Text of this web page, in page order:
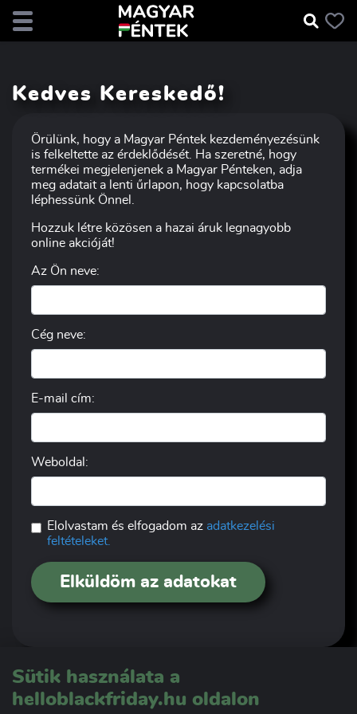
Kedves Kereskedő!
Örülünk, hogy a Magyar Péntek kezdeményezésünk
is felkeltette az érdeklődését. Ha szeretné, hogy
termékei megjelenjenek a Magyar Pénteken, adja
meg adatait a lenti űrlapon, hogy kapcsolatba
léphessünk Önnel.
Hozzuk létre közösen a hazai áruk legnagyobb
online akcióját!
Az Ön neve:
Cég neve:
E-mail cím:
Weboldal:
Elolvastam és elfogadom az adatkezelési
feltételeket.
Elküldöm az adatokat
Sütik használata a
helloblackfriday.hu oldalon